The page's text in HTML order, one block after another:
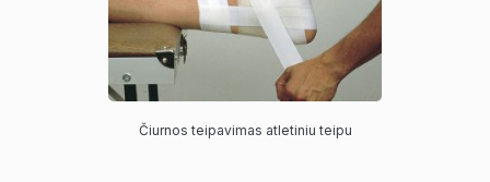
Čiurnos teipavimas atletiniu teipu